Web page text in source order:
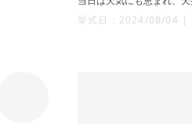
挙式日： 2024/08/04 |